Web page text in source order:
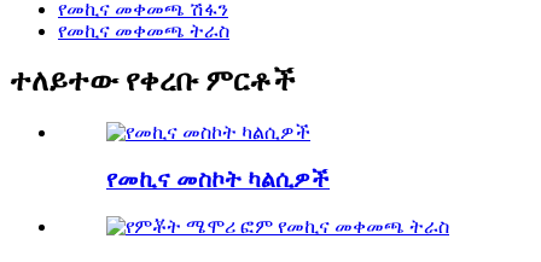
የመኪና መቀመጫ ሽፋን
የመኪና መቀመጫ ትራስ
ተለይተው የቀረቡ ምርቶች
የመኪና መስኮት ካልሲዎች